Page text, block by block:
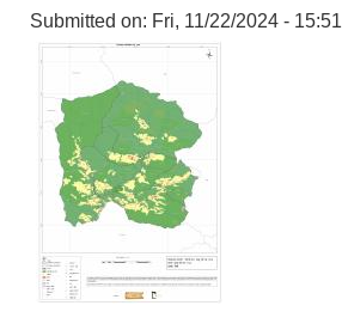
Submitted on: Fri, 11/22/2024 - 15:51